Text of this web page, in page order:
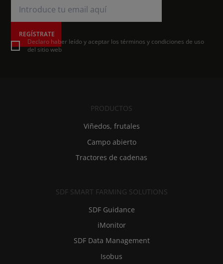
REGÍSTRATE
Declaro haber leído y aceptar los términos y condiciones de uso
del sitio web
PRODUCTOS
Viñedos, frutales
Campo abierto
Tractores de cadenas
SDF SMART FARMING SOLUTIONS
SDF Guidance
iMonitor
SDF Data Management
Isobus